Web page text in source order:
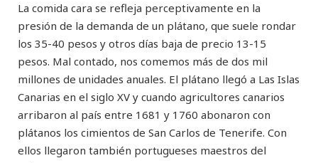
La comida cara se refleja perceptivamente en la
presión de la demanda de un plátano, que suele rondar
los 35-40 pesos y otros días baja de precio 13-15
pesos. Mal contado, nos comemos más de dos mil
millones de unidades anuales. El plátano llegó a Las Islas
Canarias en el siglo XV y cuando agricultores canarios
arribaron al país entre 1681 y 1760 abonaron con
plátanos los cimientos de San Carlos de Tenerife. Con
ellos llegaron también portugueses maestros del